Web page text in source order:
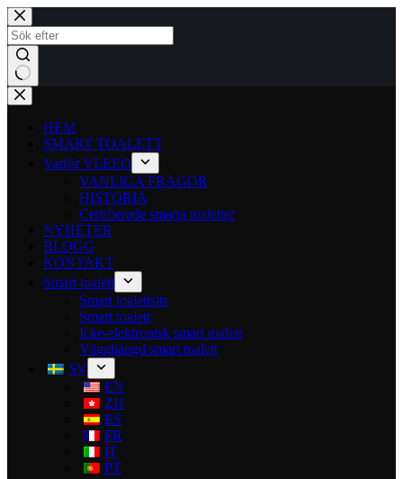
HEM
SMART TOALETT
Varför VLEEO
VANLIGA FRÅGOR
HISTORIA
Certifierade smarta toaletter
NYHETER
BLOGG
KONTAKT
Smart toalett
Smart toalettsits
Smart toalett
Icke-elektronisk smart toalett
Vägghängd smart toalett
SV
EN
ZH
ES
FR
IT
PT